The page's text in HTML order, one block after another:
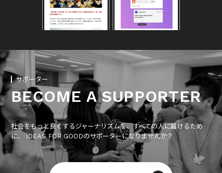
サポーター
BECOME A SUPPORTER
社会をもっと良くするジャーナリズムを、すべての人に届けるため
に、 IDEAS FOR GOODのサポーターになりませんか？